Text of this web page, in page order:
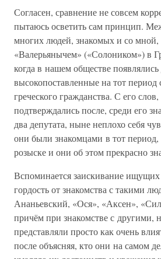
Согласен, сравнение не совсем
пытаюсь осветить сам принцип.
многих людей, знакомых и со мной,
«Валерьянычем» («Солоником») в
когда в нашем обществе
высокопоставленные на тот период
греческого гражданства. С его
подтверждались после, среди его
два депутата, ныне неплохо себя
они были знакомцами в тот период,
розыске и они об этом прекрасно
Вспоминается заискивание
гордость от знакомства с такими
Ананьевский, «Ося», «Аксен»,
причём при знакомстве с другими,
представляли просто как очень
после объясняя, кто они на самом